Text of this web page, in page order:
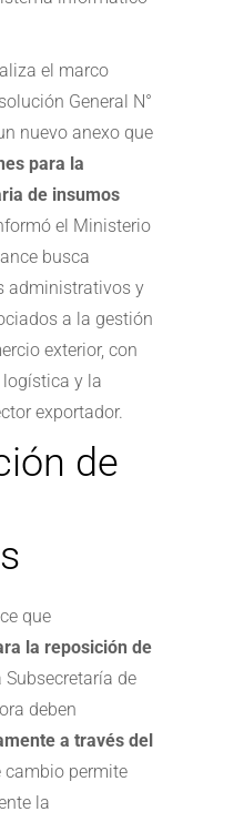
el marco
General N°
nuevo anexo que
para la
de insumos
el Ministerio
busca
administrativos y
a la gestión
exterior, con
y la
exportador.
de
que
la reposición de
de
deben
a través del
cambio permite
la